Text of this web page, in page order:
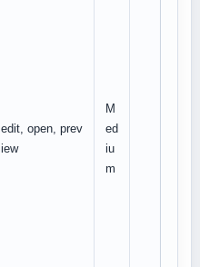
edit, open, prev
iew
M
ed
iu
m